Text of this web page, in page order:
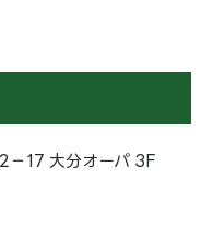
大分オーパ 3F